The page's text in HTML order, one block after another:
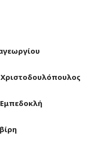
Χριστοδουλόπουλος